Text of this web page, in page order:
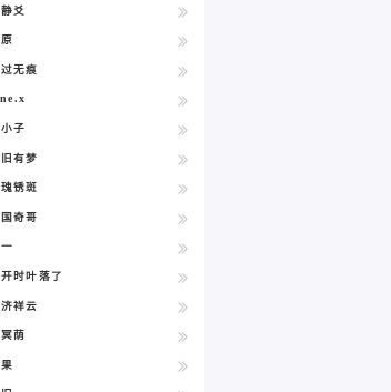
爻
无痕
子
有梦
锈斑
奇哥
时叶落了
祥云
荫